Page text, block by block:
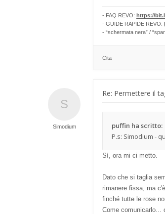
- FAQ REVO: https://
- GUIDE RAPIDE REVO:
- “schermata nera” /
Cita
Simodium
Re: Permettere il
puffin ha scritto:
P.s: Simodium -
Sì, ora mi ci metto.
Dato che si taglia
rimanere fissa, ma
finché tutte le rose
Come comunicarlo...